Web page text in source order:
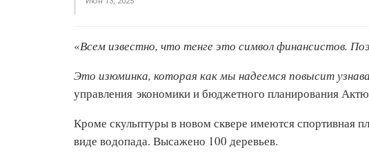
«Всем известно, что тенге это символ финансистов.
Это изюминка, которая как мы надеемся повысит
управления экономики и бюджетного планирования
Кроме скульптуры в новом сквере имеются спортивная
виде водопада. Высажено 100 деревьев.